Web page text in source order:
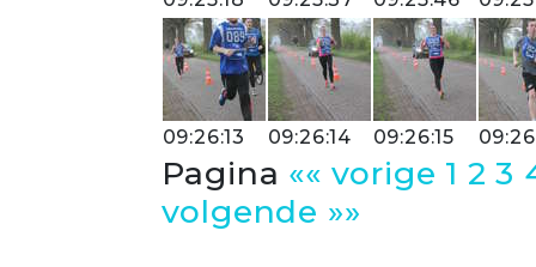
09:26:13 09:26:14 09:26:15
Pagina «« vorige 1 2 3
volgende »»